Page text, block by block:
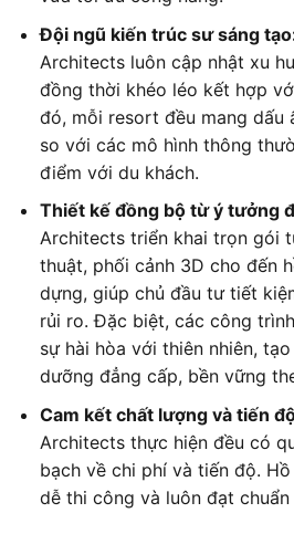
Đội ngũ kiến trúc sư sáng
Architects luôn cập nhật xu
đồng thời khéo léo kết hợp
đó, mỗi resort đều mang dấu
so với các mô hình thông
điểm với du khách.
Thiết kế đồng bộ từ ý tưởng
Architects triển khai trọn gói
thuật, phối cảnh 3D cho đến
dựng, giúp chủ đầu tư tiết
rủi ro. Đặc biệt, các công
sự hài hòa với thiên nhiên,
dưỡng đẳng cấp, bền vững
Cam kết chất lượng và tiến
Architects thực hiện đều có
bạch về chi phí và tiến độ.
dễ thi công và luôn đạt